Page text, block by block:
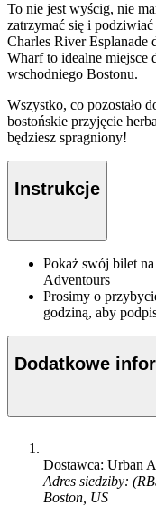
To nie jest wyścig, nie
zatrzymać się i
Charles River
Wharf to idealne miejsce
wschodniego Bostonu.
Wszystko, co pozostało
bostońskie przyjęcie
będziesz spragniony!
Instrukcje
Pokaż swój bilet
Adventours
Prosimy o
godziną, aby
Dodatkowe
Dostawca: Urban
Adres siedziby:
Boston, US